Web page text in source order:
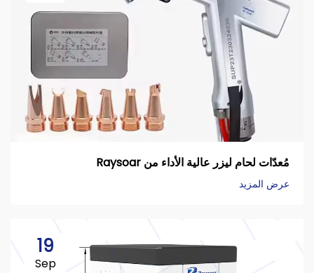
مُعدّات لحام ليزر عالية الأداء من Raysoar
عرض المزيد
19
Sep